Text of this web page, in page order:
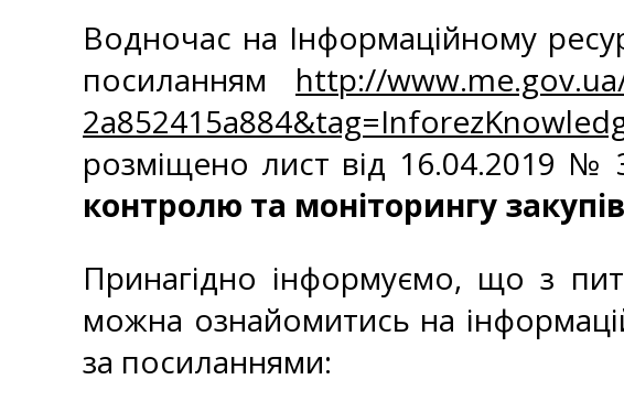
Водночас на Інформаційному
посиланням http://
розміщено лист від 16.04.2019 №
контролю та моніторингу
Принагідно інформуємо, що з
можна ознайомитись на
за посиланнями: